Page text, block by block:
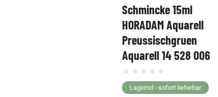
Schmincke 15ml
HORADAM Aquarell
Preussischgruen
Aquarell 14 528 006
Lagernd - sofort lieferbar